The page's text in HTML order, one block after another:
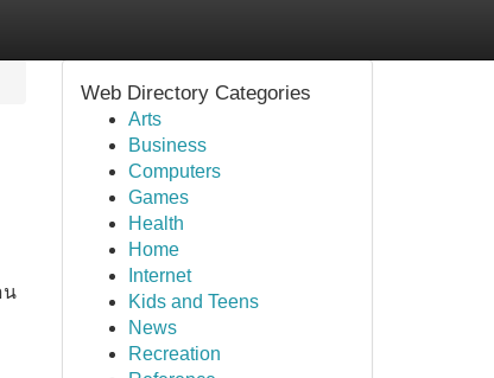
น
Web Directory Categories
Arts
Business
Computers
Games
Health
Home
Internet
Kids and Teens
News
Recreation